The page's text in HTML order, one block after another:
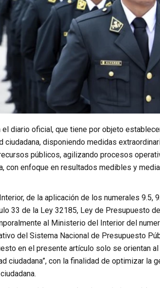
diario oficial, que tiene por objeto
ciudadana, disponiendo medidas
públicos, agilizando procesos
con enfoque en resultados medibles y
de la aplicación de los numerales 9.5,
33 de la Ley 32185, Ley de Presupuesto
al Ministerio del Interior del
del Sistema Nacional de Presupuesto
en el presente artículo solo se orientan al
ciudadana”, con la finalidad de optimizar la